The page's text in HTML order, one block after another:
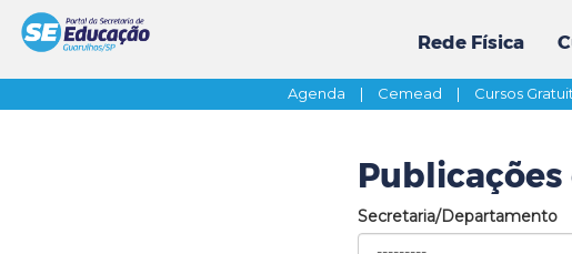
Rede Física
Agenda | Cemead | Cursos
Secretaria/Departamento